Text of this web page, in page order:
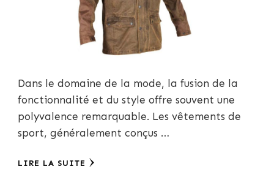
Dans le domaine de la mode, la fusion de la
fonctionnalité et du style offre souvent une
polyvalence remarquable. Les vêtements de
sport, généralement conçus …
LIRE LA SUITE